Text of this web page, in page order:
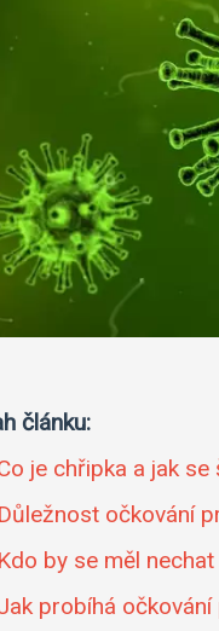
článku:
je chřipka a jak se
Důležnost očkování
Kdo by se měl
probíhá